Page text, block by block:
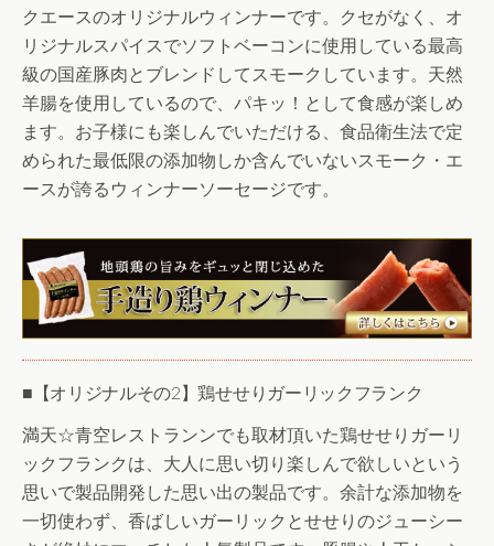
クエースのオリジナルウィンナーです。クセがなく、オ
リジナルスパイスでソフトベーコンに使用している最高
級の国産豚肉とブレンドしてスモークしています。天然
羊腸を使用しているので、パキッ！として食感が楽しめ
ます。お子様にも楽しんでいただける、食品衛生法で定
められた最低限の添加物しか含んでいないスモーク・エ
ースが誇るウィンナーソーセージです。
■【オリジナルその2】鶏せせりガーリックフランク
満天☆青空レストランンでも取材頂いた鶏せせりガーリ
ックフランクは、大人に思い切り楽しんで欲しいという
思いで製品開発した思い出の製品です。余計な添加物を
一切使わず、香ばしいガーリックとせせりのジューシー